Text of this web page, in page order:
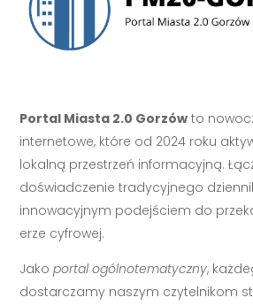
Portal Miasta 2.0 Gorzów to
internetowe, które od 2024 roku
lokalną przestrzeń informacyjną.
doświadczenie tradycyjnego
innowacyjnym podejściem do
erze cyfrowej.
Jakoportal ogólnotematyczny,
dostarczamy naszym czytelnikom